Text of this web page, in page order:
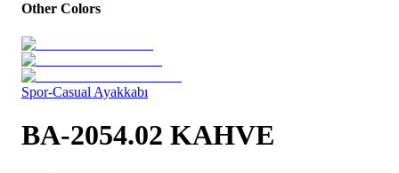
Other Colors
Spor-Casual Ayakkabı
BA-2054.02 KAHVE